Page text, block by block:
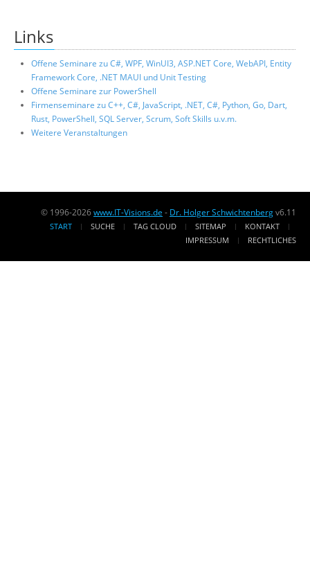
Links
Offene Seminare zu C#, WPF, WinUI3, ASP.NET Core, WebAPI, Entity
Framework Core, .NET MAUI und Unit Testing
Offene Seminare zur PowerShell
Firmenseminare zu C++, C#, JavaScript, .NET, C#, Python, Go, Dart,
Rust, PowerShell, SQL Server, Scrum, Soft Skills u.v.m.
Weitere Veranstaltungen
© 1996-2026www.IT-Visions.de - Dr. Holger Schwichtenbergv6.11
START SUCHE TAG CLOUD SITEMAP
KONTAKT
IMPRESSUM
RECHTLICHES